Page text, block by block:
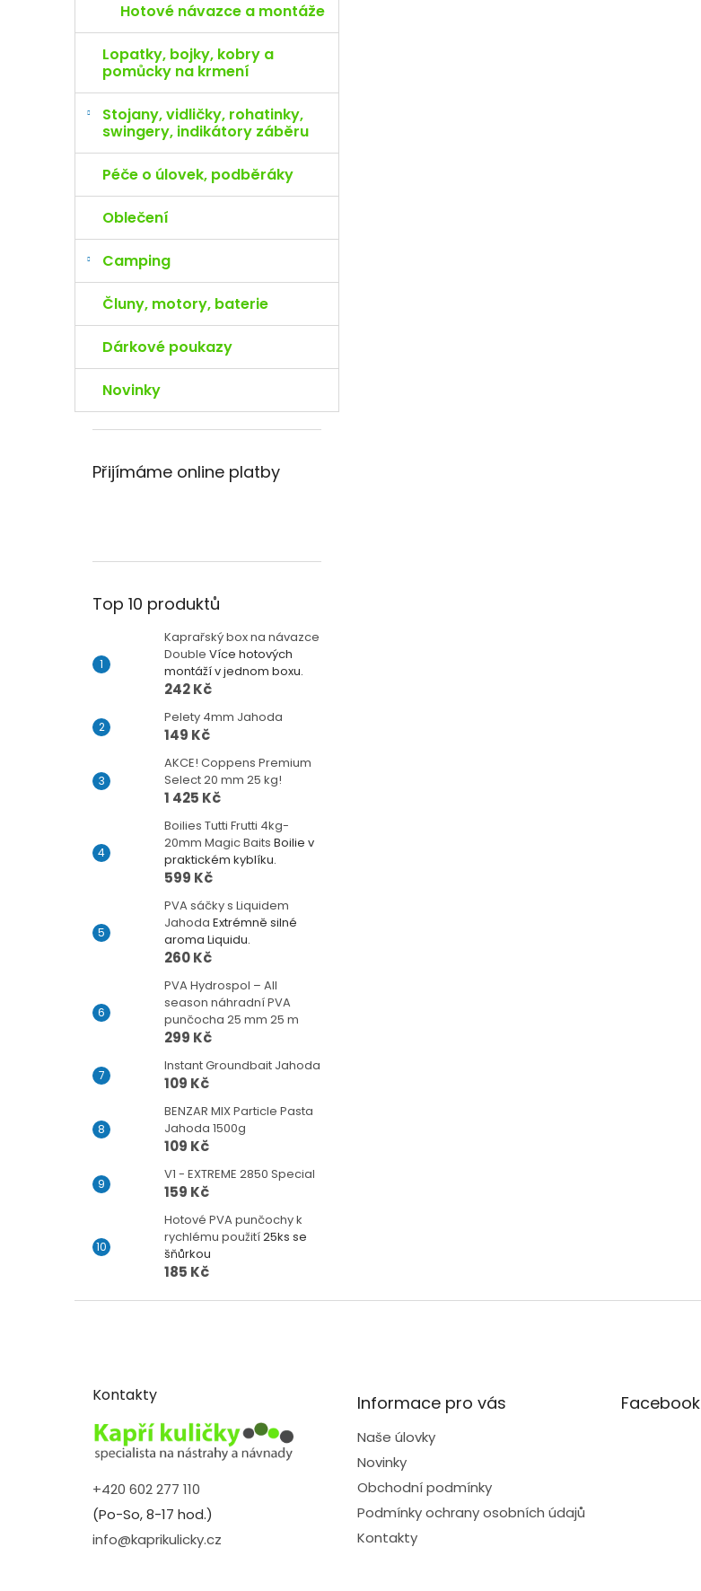
Hotové návazce a montáže
Lopatky, bojky, kobry a
pomůcky na krmení
Stojany, vidličky, rohatinky,
swingery, indikátory záběru
Péče o úlovek, podběráky
Oblečení
Camping
Čluny, motory, baterie
Dárkové poukazy
Novinky
Přijímáme online platby
Top 10 produktů
Kaprařský box na návazce
Double Více hotových
montáží v jednom boxu.
242 Kč
Pelety 4mm Jahoda
149 Kč
AKCE! Coppens Premium
Select 20 mm 25 kg!
1 425 Kč
Boilies Tutti Frutti 4kg-
20mm Magic Baits Boilie v
praktickém kyblíku.
599 Kč
PVA sáčky s Liquidem
Jahoda Extrémně silné
aroma Liquidu.
260 Kč
PVA Hydrospol – All
season náhradní PVA
punčocha 25 mm 25 m
299 Kč
Instant Groundbait Jahoda
109 Kč
BENZAR MIX Particle Pasta
Jahoda 1500g
109 Kč
V1 - EXTREME 2850 Special
159 Kč
Hotové PVA punčochy k
rychlému použití25ks se
šňůrkou
185 Kč
Kontakty
+420 602 277 110
(Po-So, 8-17 hod.)
info@kaprikulicky.cz
Informace pro vás
Naše úlovky
Novinky
Obchodní podmínky
Podmínky ochrany osobních údajů
Kontakty
Facebook